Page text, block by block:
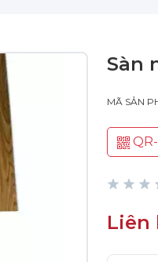
Sàn
MÃ SẢN
Liên